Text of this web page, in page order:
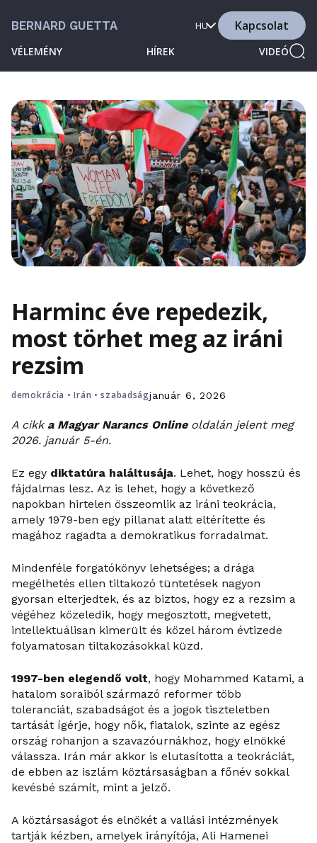
BERNARD GUETTA
VÉLEMÉNY HÍREK VIDEÓ
HU Kapcsolat
Harminc éve repedezik,
most törhet meg az iráni
rezsim
demokrácia •Irán •szabadságjanuár 6, 2026
A cikk a Magyar Narancs Onlineoldalán jelent meg
2026. január 5-én.
Ez egy diktatúra haláltusája. Lehet, hogy hosszú és
fájdalmas lesz. Az is lehet, hogy a következő
napokban hirtelen összeomlik az iráni teokrácia,
amely 1979-ben egy pillanat alatt eltérítette és
magához ragadta a demokratikus forradalmat.
Mindenféle forgatókönyv lehetséges; a drága
megélhetés ellen tiltakozó tüntetések nagyon
gyorsan elterjedtek, és az biztos, hogy ez a rezsim a
végéhez közeledik, hogy megosztott, megvetett,
intellektuálisan kimerült és közel három évtizede
folyamatosan tiltakozásokkal küzd.
1997-ben elegendő volt, hogy Mohammed Katami, a
hatalom soraiból származó reformer több
toleranciát, szabadságot és a jogok tiszteletben
tartását ígérje, hogy nők, fiatalok, szinte az egész
ország rohanjon a szavazóurnákhoz, hogy elnökké
válassza. Irán már akkor is elutasította a teokráciát,
de ebben az iszlám köztársaságban a főnév sokkal
kevésbé számít, mint a jelző.
A köztársaságot és elnökét a vallási intézmények
tartják kézben, amelyek irányítója, Ali Hamenei